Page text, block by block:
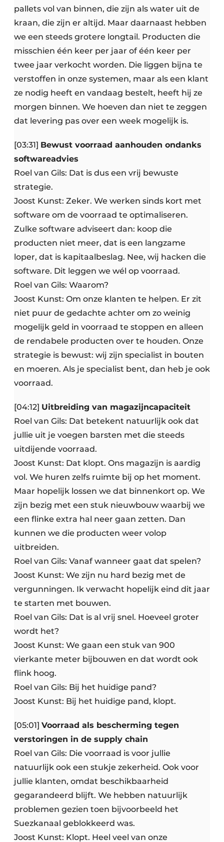
pallets vol van binnen, die zijn als water uit de
kraan, die zijn er altijd. Maar daarnaast hebben
we een steeds grotere longtail. Producten die
misschien één keer per jaar of één keer per
twee jaar verkocht worden. Die liggen bijna te
verstoffen in onze systemen, maar als een klant
ze nodig heeft en vandaag bestelt, heeft hij ze
morgen binnen. We hoeven dan niet te zeggen
dat levering pas over een week mogelijk is.
[03:31] Bewust voorraad aanhouden ondanks
softwareadvies
Roel van Gils: Dat is dus een vrij bewuste
strategie.
Joost Kunst: Zeker. We werken sinds kort met
software om de voorraad te optimaliseren.
Zulke software adviseert dan: koop die
producten niet meer, dat is een langzame
loper, dat is kapitaalbeslag. Nee, wij hacken die
software. Dit leggen we wél op voorraad.
Roel van Gils: Waarom?
Joost Kunst: Om onze klanten te helpen. Er zit
niet puur de gedachte achter om zo weinig
mogelijk geld in voorraad te stoppen en alleen
de rendabele producten over te houden. Onze
strategie is bewust: wij zijn specialist in bouten
en moeren. Als je specialist bent, dan heb je ook
voorraad.
[04:12] Uitbreiding van magazijncapaciteit
Roel van Gils: Dat betekent natuurlijk ook dat
jullie uit je voegen barsten met die steeds
uitdijende voorraad.
Joost Kunst: Dat klopt. Ons magazijn is aardig
vol. We huren zelfs ruimte bij op het moment.
Maar hopelijk lossen we dat binnenkort op. We
zijn bezig met een stuk nieuwbouw waarbij we
een flinke extra hal neer gaan zetten. Dan
kunnen we die producten weer volop
uitbreiden.
Roel van Gils: Vanaf wanneer gaat dat spelen?
Joost Kunst: We zijn nu hard bezig met de
vergunningen. Ik verwacht hopelijk eind dit jaar
te starten met bouwen.
Roel van Gils: Dat is al vrij snel. Hoeveel groter
wordt het?
Joost Kunst: We gaan een stuk van 900
vierkante meter bijbouwen en dat wordt ook
flink hoog.
Roel van Gils: Bij het huidige pand?
Joost Kunst: Bij het huidige pand, klopt.
[05:01] Voorraad als bescherming tegen
verstoringen in de supply chain
Roel van Gils: Die voorraad is voor jullie
natuurlijk ook een stukje zekerheid. Ook voor
jullie klanten, omdat beschikbaarheid
gegarandeerd blijft. We hebben natuurlijk
problemen gezien toen bijvoorbeeld het
Suezkanaal geblokkeerd was.
Joost Kunst: Klopt. Heel veel van onze